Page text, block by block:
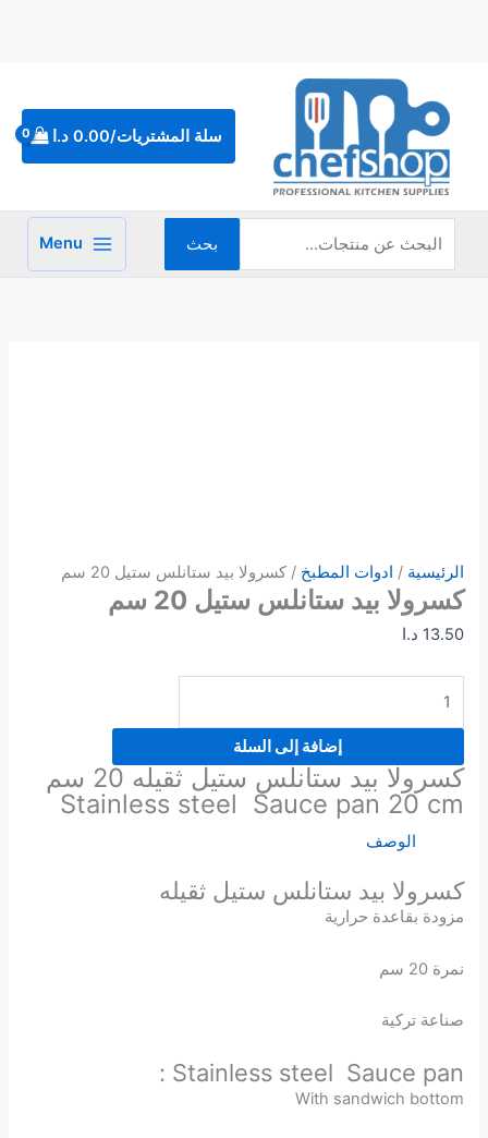
سلة المشتريات/0.00 د.ا
عن:
بحث Menu
الرئيسية / ادوات المطبخ / كسرولا بيد ستانلس ستيل 20 سم
كسرولا بيد ستانلس ستيل 20 سم
13.50 د.ا
إضافة إلى السلة
كسرولا بيد ستانلس ستيل ثقيله 20 سم
Stainless steel Sauce pan 20 cm
الوصف
كسرولا بيد ستانلس ستيل ثقيله
مزودة بقاعدة حرارية
نمرة 20 سم
صناعة تركية
Stainless steel Sauce pan :
With sandwich bottom